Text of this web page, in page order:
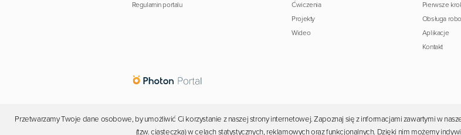
Regulamin portalu
Ćwiczenia
Projekty
Wideo
Pierwsze
Obsługa
Aplikacje
Kontakt
Copyright © 2026 Photon. Wszelkie prawa
Przetwarzamy Twoje dane osobowe, by umożliwić Ci korzystanie z naszej strony internetowej. Zapoznaj się z informacjami zawartymi w
(tzw. ciasteczka) w celach statystycznych, reklamowych oraz funkcjonalnych. Dzięki nim możemy